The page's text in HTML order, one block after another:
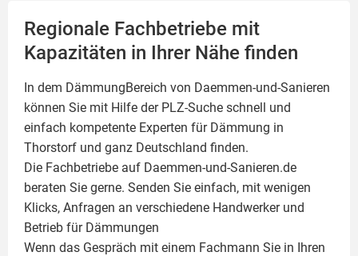
Regionale Fachbetriebe mit
Kapazitäten in Ihrer Nähe finden
In dem DämmungBereich von Daemmen-und-Sanieren
können Sie mit Hilfe der PLZ-Suche schnell und
einfach kompetente Experten für Dämmung in
Thorstorf und ganz Deutschland finden.
Die Fachbetriebe auf Daemmen-und-Sanieren.de
beraten Sie gerne. Senden Sie einfach, mit wenigen
Klicks, Anfragen an verschiedene Handwerker und
Betrieb für Dämmungen
Wenn das Gespräch mit einem Fachmann Sie in Ihren